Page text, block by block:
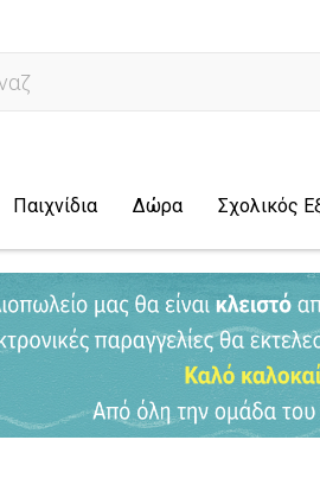
Παιχνίδια Δώρα Σχολικός